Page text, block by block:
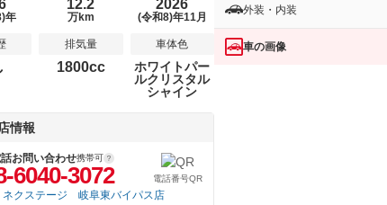
年
12.2
万km
2026
(令和8)年11月
排気量
1800cc
車体色
ホワイトパー
ルクリスタル
シャイン
情報
お問い合わせ携帯可
6040-3072 電話番号QR
ネクステージ 岐阜東バイパス店
外装・内装
車の画像